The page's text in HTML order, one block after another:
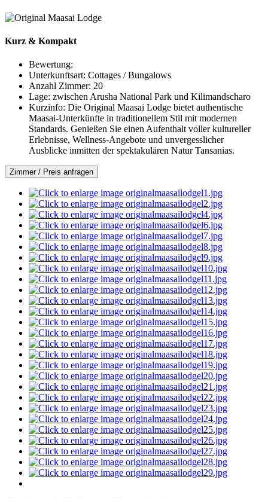
Kurz & Kompakt
Bewertung:
Unterkunftsart: Cottages / Bungalows
Anzahl Zimmer: 20
Lage: zwischen Arusha National Park und Kilimandscharo
Kurzinfo: Die Original Maasai Lodge bietet authentische
Maasai-Unterkünfte in traditionellem Stil mit modernen
Standards. Genießen Sie einen Aufenthalt voller kultureller
Erlebnisse, Wellness-Angebote und unvergesslicher
Ausblicke inmitten der spektakulären Natur Tansanias.
Zimmer / Preis anfragen